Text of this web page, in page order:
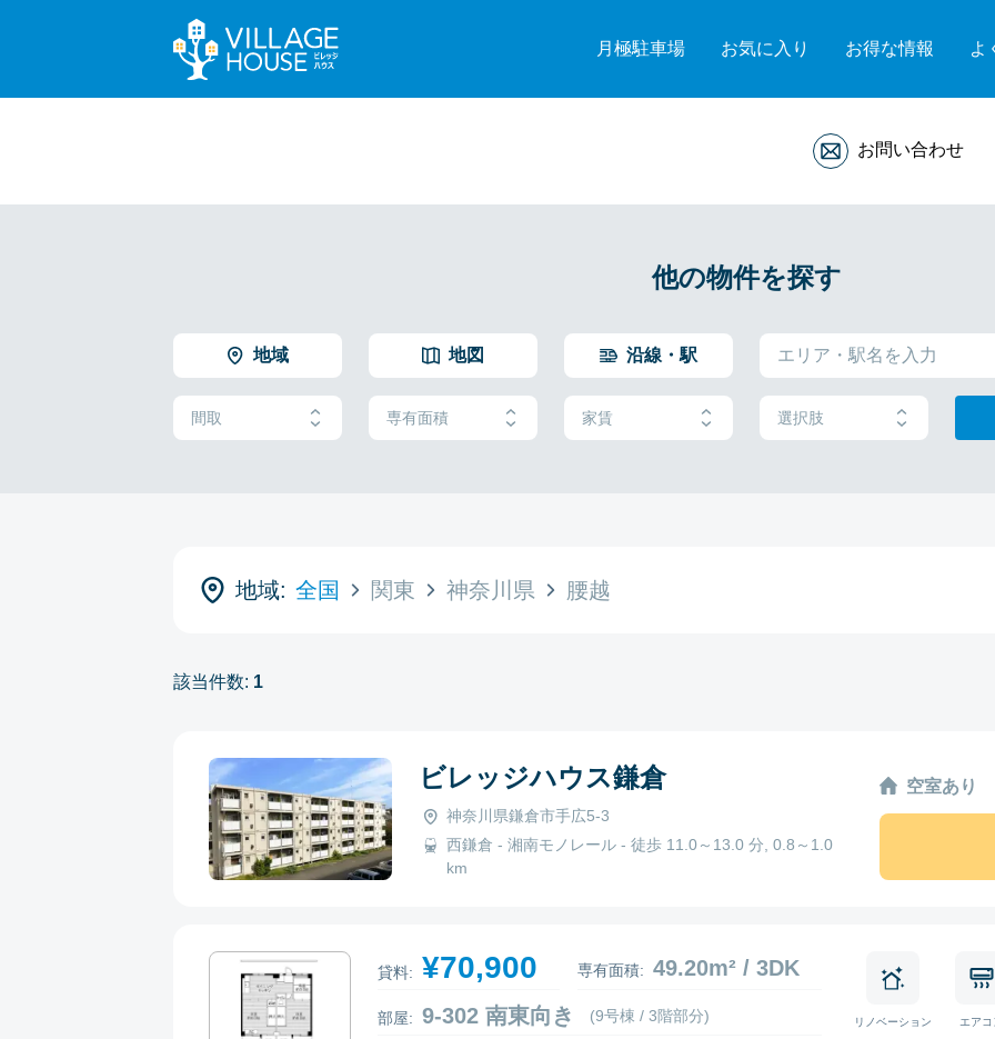
月極駐車場 お気に入り お得な情報 よ
お問い合わせ
他の物件を探す
地域 地図 沿線・駅
間取 専有面積 家賃 選択肢
地域: 全国 関東 神奈川県 腰越
該当件数: 1
ビレッジハウス鎌倉
神奈川県鎌倉市手広5-3
西鎌倉 - 湘南モノレール - 徒歩 11.0～13.0 分, 0.8～1.0
km
空室あり
貸料: ¥70,900 専有面積: 49.20m² / 3DK
部屋: 9-302 南東向き (9号棟 / 3階部分) リノベーション エアコ